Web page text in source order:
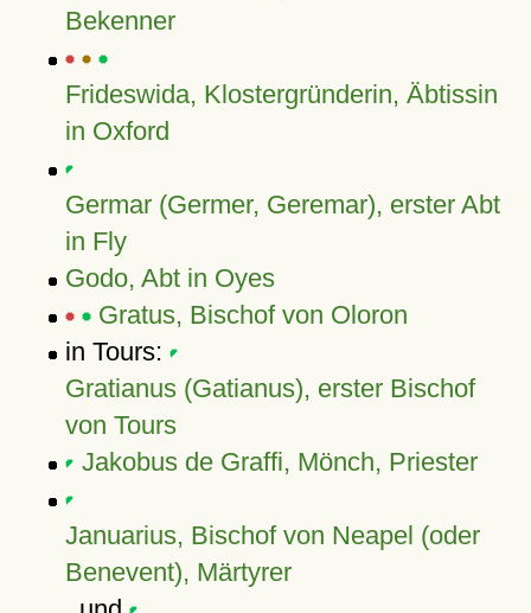
Bekenner
Frideswida, Klostergründerin, Äbtissin
in Oxford
Germar (Germer, Geremar), erster Abt
in Fly
Godo, Abt in Oyes
Gratus, Bischof von Oloron
in Tours:
Gratianus (Gatianus), erster Bischof
von Tours
Jakobus de Graffi, Mönch, Priester
Januarius, Bischof von Neapel (oder
Benevent), Märtyrer